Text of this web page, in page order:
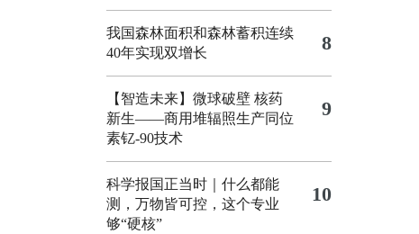
我国森林面积和森林蓄积连续
40年实现双增长
8
【智造未来】微球破壁 核药
新生——商用堆辐照生产同位
素钇-90技术
9
科学报国正当时｜什么都能
测，万物皆可控，这个专业
够“硬核”
10